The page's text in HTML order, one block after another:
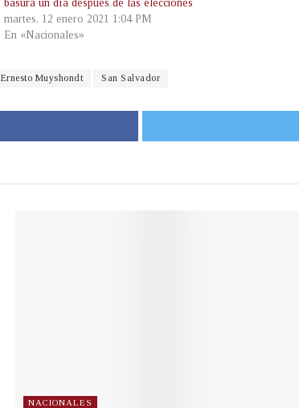
basura un día después de las elecciones
martes, 12 enero 2021 1:04 PM
En «Nacionales»
Ernesto Muyshondt San Salvador
NACIONALES